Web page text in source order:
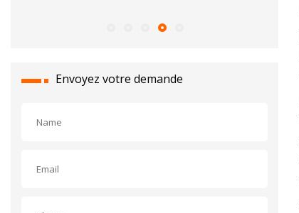
Envoyez votre demande